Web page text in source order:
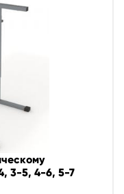
3-5, 4-6, 5-7